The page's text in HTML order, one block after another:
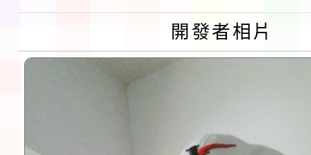
第3次招考代課鐘點教
告(不再辦理後續甄選)
檢送「桃園市115學年
賽實施要點」1份
本市「115學年度學生
程安排一案
「桃園市補助參觀特色
展演活動實施計畫」
開發者相片